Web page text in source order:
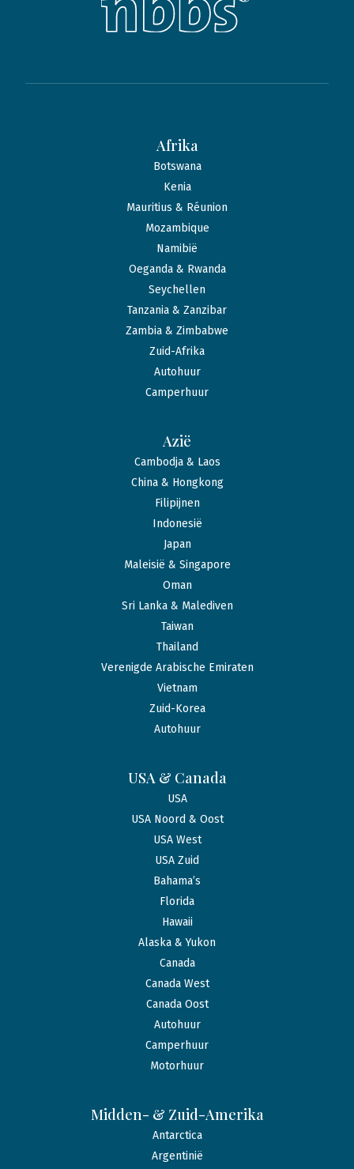
Afrika
Botswana
Kenia
Mauritius & Réunion
Mozambique
Namibië
Oeganda & Rwanda
Seychellen
Tanzania & Zanzibar
Zambia & Zimbabwe
Zuid-Afrika
Autohuur
Camperhuur
Azië
Cambodja & Laos
China & Hongkong
Filipijnen
Indonesië
Japan
Maleisië & Singapore
Oman
Sri Lanka & Malediven
Taiwan
Thailand
Verenigde Arabische Emiraten
Vietnam
Zuid-Korea
Autohuur
USA & Canada
USA
USA Noord & Oost
USA West
USA Zuid
Bahama’s
Florida
Hawaii
Alaska & Yukon
Canada
Canada West
Canada Oost
Autohuur
Camperhuur
Motorhuur
Midden- & Zuid-Amerika
Antarctica
Argentinië